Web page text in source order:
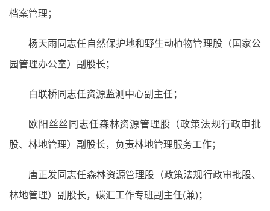
档案管理；
杨天雨同志任自然保护地和野生动植物管理股（国家公
园管理办公室）副股长；
白联桥同志任资源监测中心副主任；
欧阳丝丝同志任森林资源管理股（政策法规行政审批
股、林地管理）副股长，负责林地管理服务工作；
唐正发同志任森林资源管理股（政策法规行政审批股、
林地管理）副股长，碳汇工作专班副主任(兼)；